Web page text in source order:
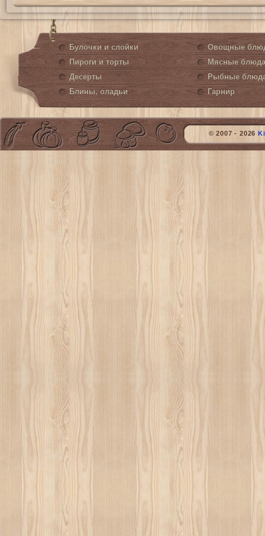
Булочки и слойки
Пироги и торты
Десерты
Блины, оладьи
Овощные
Мясные блюда
Рыбные
Гарнир
© 2007 - 2026